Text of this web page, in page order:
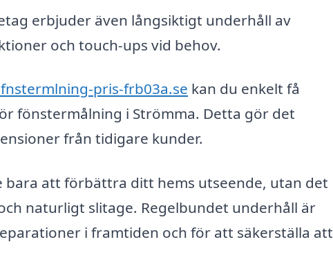
erbjuder även långsiktigt underhåll av
och touch-ups vid behov.
pris-frb03a.se kan du enkelt få
fönstermålning i Strömma. Detta gör det
från tidigare kunder.
att förbättra ditt hems utseende, utan det
naturligt slitage. Regelbundet underhåll är
i framtiden och för att säkerställa att